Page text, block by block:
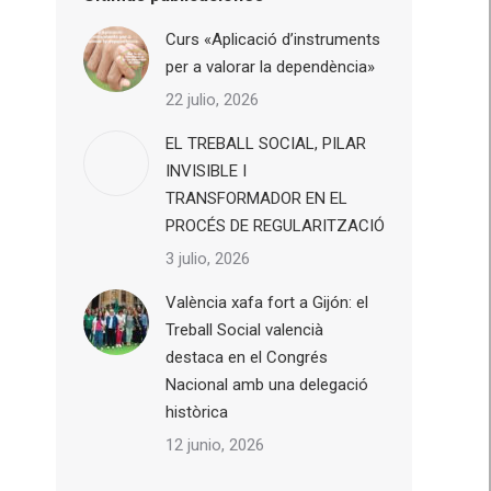
Curs «Aplicació d’instruments
per a valorar la dependència»
22 julio, 2026
EL TREBALL SOCIAL, PILAR
INVISIBLE I
TRANSFORMADOR EN EL
PROCÉS DE REGULARITZACIÓ
3 julio, 2026
València xafa fort a Gijón: el
Treball Social valencià
destaca en el Congrés
Nacional amb una delegació
històrica
12 junio, 2026